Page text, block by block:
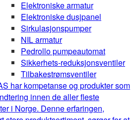
Elektroniske armatur
Elektroniske dusjpanel
Sirkulasjonspumper
NIL armatur
Pedrollo pumpeautomat
Sikkerhets-reduksjonsventiler
Tilbakestrømsventiler
har kompetanse og produkter som
innen de aller fleste
i Norge. Denne erfaringen,